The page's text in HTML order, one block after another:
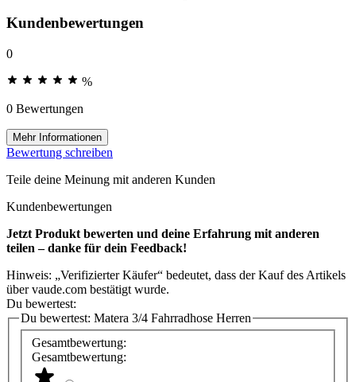
Kundenbewertungen
0
%
0 Bewertungen
Mehr Informationen
Bewertung schreiben
Teile deine Meinung mit anderen Kunden
Kundenbewertungen
Jetzt Produkt bewerten und deine Erfahrung mit anderen
teilen – danke für dein Feedback!
Hinweis: „Verifizierter Käufer“ bedeutet, dass der Kauf des Artikels
über vaude.com bestätigt wurde.
Du bewertest:
Du bewertest: Matera 3/4 Fahrradhose Herren
Gesamtbewertung:
Gesamtbewertung: